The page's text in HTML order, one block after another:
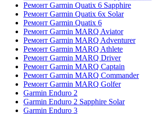
Ремонт Garmin Quatix 6 Sapphire
Ремонт Garmin Quatix 6x Solar
Ремонт Garmin Quatix 6
Ремонт Garmin MARQ Aviator
Ремонт Garmin MARQ Adventurer
Ремонт Garmin MARQ Athlete
Ремонт Garmin MARQ Driver
Ремонт Garmin MARQ Captain
Ремонт Garmin MARQ Commander
Ремонт Garmin MARQ Golfer
Garmin Enduro 2
Garmin Enduro 2 Sapphire Solar
Garmin Enduro 3